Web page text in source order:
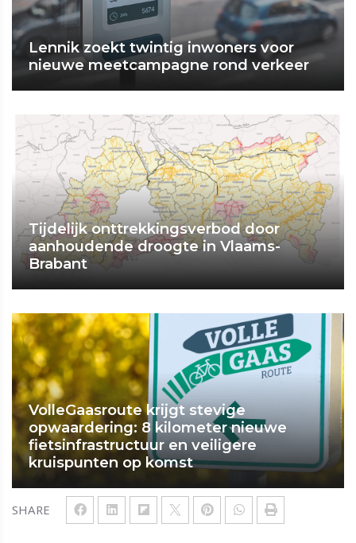
SHARE
Lennik zoekt twintig inwoners voor
nieuwe meetcampagne rond verkeer
Tijdelijk onttrekkingsverbod door
aanhoudende droogte in Vlaams-
Brabant
VolleGaasroute krijgt stevige
opwaardering: 8 kilometer nieuwe
fietsinfrastructuur en veiligere
kruispunten op komst